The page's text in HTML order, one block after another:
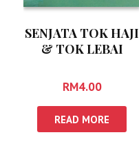
SENJATA TOK HAJI
& TOK LEBAI
RM4.00
READ MORE